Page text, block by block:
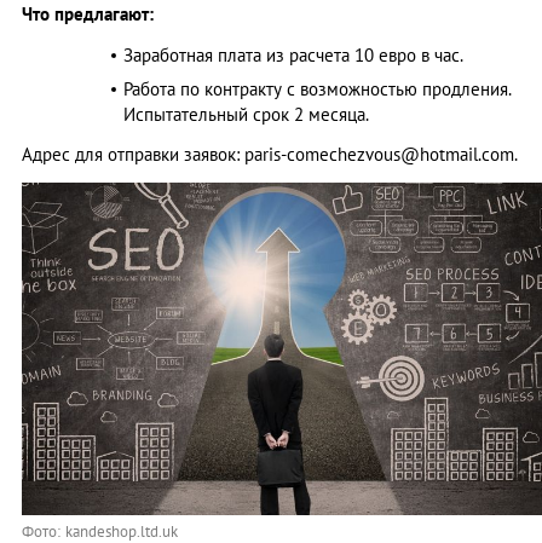
Что предлагают:
Заработная плата из расчета 10 евро в час.
Работа по контракту с возможностью продления.
Испытательный срок 2 месяца.
Адрес для отправки заявок: paris-comechezvous@hotmail.com.
Фото: kandeshop.ltd.uk